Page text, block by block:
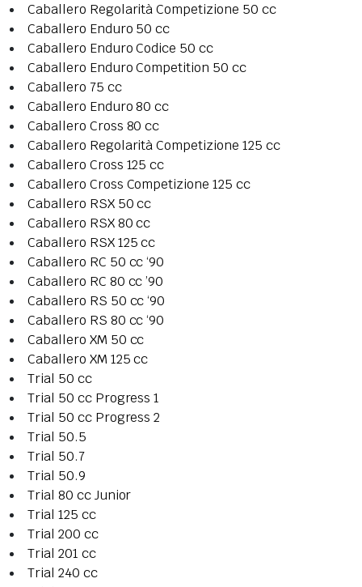
Caballero Regolarità Competizione 50 cc
Caballero Enduro 50 cc
Caballero Enduro Codice 50 cc
Caballero Enduro Competition 50 cc
Caballero 75 cc
Caballero Enduro 80 cc
Caballero Cross 80 cc
Caballero Regolarità Competizione 125 cc
Caballero Cross 125 cc
Caballero Cross Competizione 125 cc
Caballero RSX 50 cc
Caballero RSX 80 cc
Caballero RSX 125 cc
Caballero RC 50 cc ‘90
Caballero RC 80 cc ’90
Caballero RS 50 cc ‘90
Caballero RS 80 cc ‘90
Caballero XM 50 cc
Caballero XM 125 cc
Trial 50 cc
Trial 50 cc Progress 1
Trial 50 cc Progress 2
Trial 50.5
Trial 50.7
Trial 50.9
Trial 80 cc Junior
Trial 125 cc
Trial 200 cc
Trial 201 cc
Trial 240 cc